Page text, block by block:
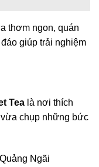
thơm ngon, quán
giúp trải nghiệm
Tea là nơi thích
chụp những bức
Ngãi